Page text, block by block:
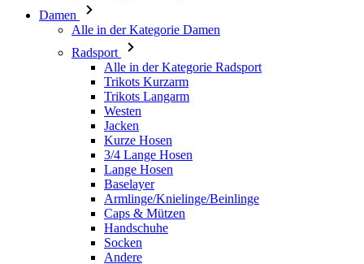
Damen
Alle in der Kategorie Damen
Radsport
Alle in der Kategorie Radsport
Trikots Kurzarm
Trikots Langarm
Westen
Jacken
Kurze Hosen
3/4 Lange Hosen
Lange Hosen
Baselayer
Armlinge/Knielinge/Beinlinge
Caps & Mützen
Handschuhe
Socken
Andere